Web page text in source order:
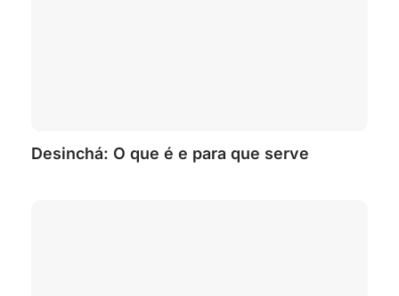
Desinchá: O que é e para que serve